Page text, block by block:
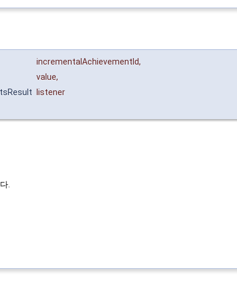
incrementalAchievementId,
value,
listener
.